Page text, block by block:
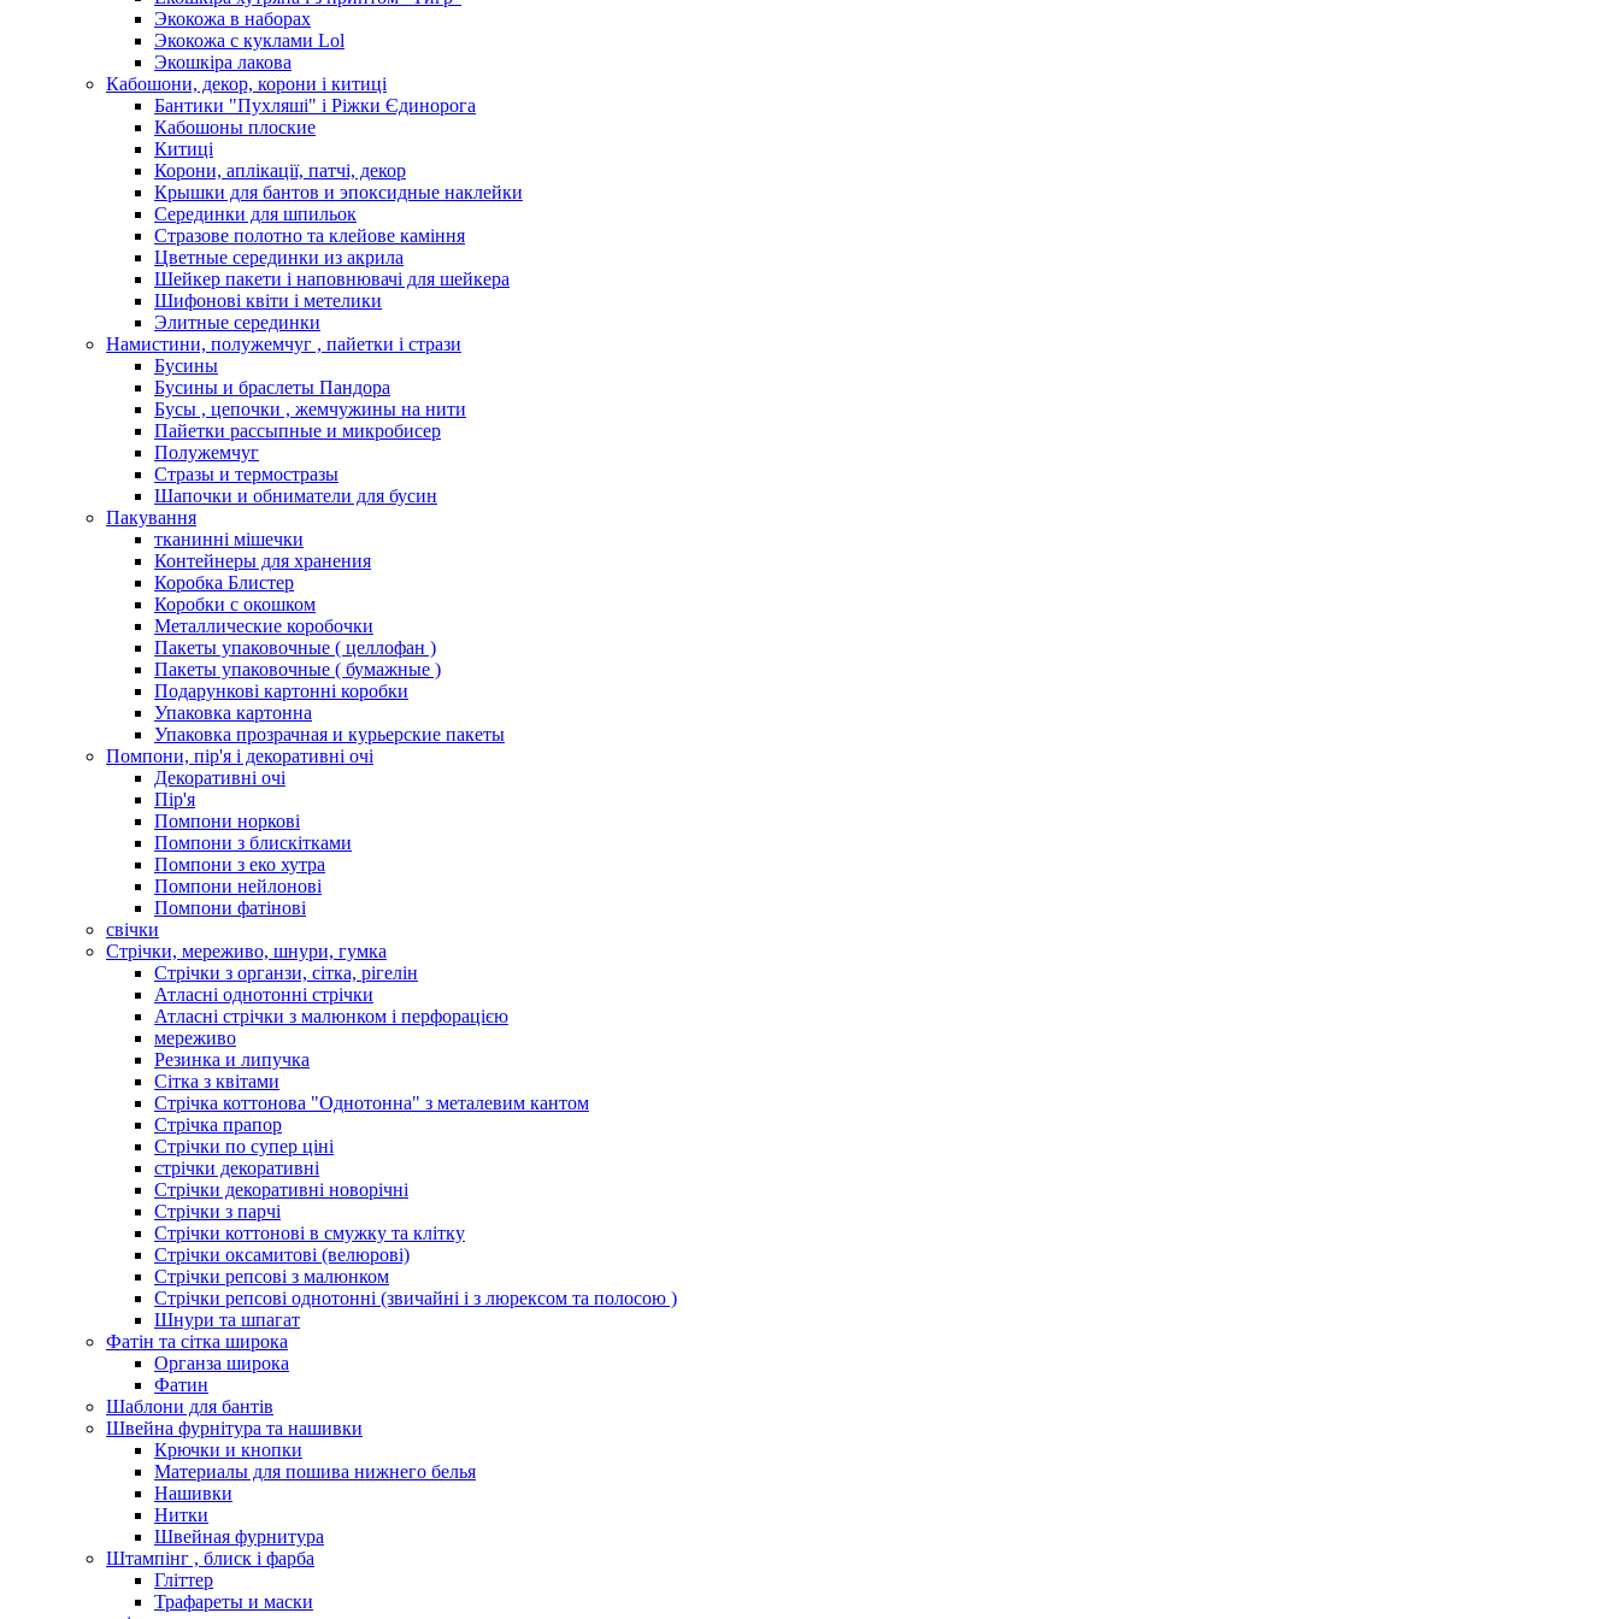
Экокожа в наборах
Экокожа с куклами Lol
Экошкiра лакова
Кабошони, декор, корони і китиці
Бантики "Пухляші" і Ріжки Єдинорога
Кабошоны плоские
Китиці
Корони, аплікації, патчі, декор
Крышки для бантов и эпоксидные наклейки
Серединки для шпильок
Стразове полотно та клейове каміння
Цветные серединки из акрила
Шейкер пакети і наповнювачі для шейкера
Шифонові квіти і метелики
Элитные серединки
Намистини, полужемчуг , пайетки і стрази
Бусины
Бусины и браслеты Пандора
Бусы , цепочки , жемчужины на нити
Пайетки рассыпные и микробисер
Полужемчуг
Стразы и термостразы
Шапочки и обниматели для бусин
Пакування
тканинні мішечки
Контейнеры для хранения
Коробка Блистер
Коробки с окошком
Металлические коробочки
Пакеты упаковочные ( целлофан )
Пакеты упаковочные ( бумажные )
Подарункові картонні коробки
Упаковка картонна
Упаковка прозрачная и курьерские пакеты
Помпони, пір'я і декоративні очі
Декоративні очі
Пір'я
Помпони норкові
Помпони з блискітками
Помпони з еко хутра
Помпони нейлонові
Помпони фатінові
свічки
Стрічки, мереживо, шнури, гумка
Стрічки з органзи, сітка, рігелін
Атласні однотонні стрічки
Атласні стрічки з малюнком і перфорацією
мереживо
Резинка и липучка
Сітка з квітами
Стрічка коттонова "Однотонна" з металевим кантом
Стрічка прапор
Стрічки по супер ціні
стрічки декоративні
Стрічки декоративні новорічні
Стрічки з парчі
Стрічки коттонові в смужку та клітку
Стрічки оксамитові (велюрові)
Стрічки репсові з малюнком
Стрічки репсові однотонні (звичайні і з люрексом та полосою )
Шнури та шпагат
Фатін та сітка широка
Органза широка
Фатин
Шаблони для бантів
Швейна фурнітура та нашивки
Крючки и кнопки
Материалы для пошива нижнего белья
Нашивки
Нитки
Швейная фурнитура
Штампінг , блиск і фарба
Гліттер
Трафареты и маски